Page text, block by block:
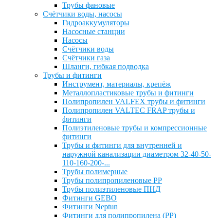
Трубы фановые
Счётчики воды, насосы
Гидроаккумуляторы
Насосные станции
Насосы
Счётчики воды
Счётчики газа
Шланги, гибкая подводка
Трубы и фитинги
Инструмент, материалы, крепёж
Металлопластиковые трубы и фитинги
Полипропилен VALFEX трубы и фитинги
Полипропилен VALTEC FRAP трубы и
фитинги
Полиэтиленовые трубы и компрессионные
фитинги
Трубы и фитинги для внутренней и
наружной канализации диаметром 32-40-50-
110-160-200-...
Трубы полимерные
Трубы полипропиленовые PP
Трубы полиэтиленовые ПНД
Фитинги GEBO
Фитинги Neptun
Фитинги для полипропилена (PP)